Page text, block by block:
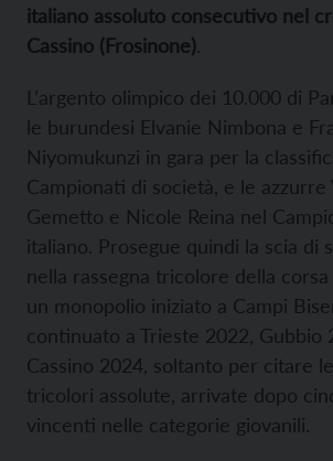
italiano assoluto consecutivo nel
Cassino (Frosinone).
L’argento olimpico dei 10.000 di
le burundesi Elvanie Nimbona e
Niyomukunzi in gara per la
Campionati di società, e le azzurre
Gemetto e Nicole Reina nel
italiano. Prosegue quindi la scia di
nella rassegna tricolore della corsa
un monopolio iniziato a Campi
continuato a Trieste 2022, Gubbio
Cassino 2024, soltanto per citare
tricolori assolute, arrivate dopo
vincenti nelle categorie giovanili.